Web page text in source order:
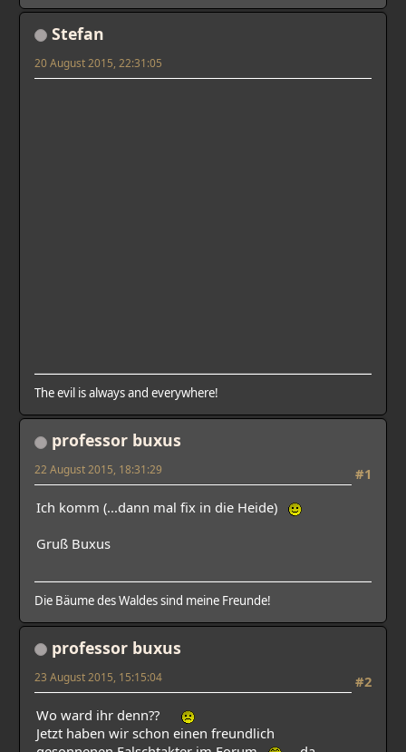
Stefan
20 August 2015, 22:31:05
The evil is always and everywhere!
professor buxus
#1
22 August 2015, 18:31:29
Ich komm (...dann mal fix in die Heide)
Gruß Buxus
Die Bäume des Waldes sind meine Freunde!
professor buxus
#2
23 August 2015, 15:15:04
Wo ward ihr denn??
Jetzt haben wir schon einen freundlich